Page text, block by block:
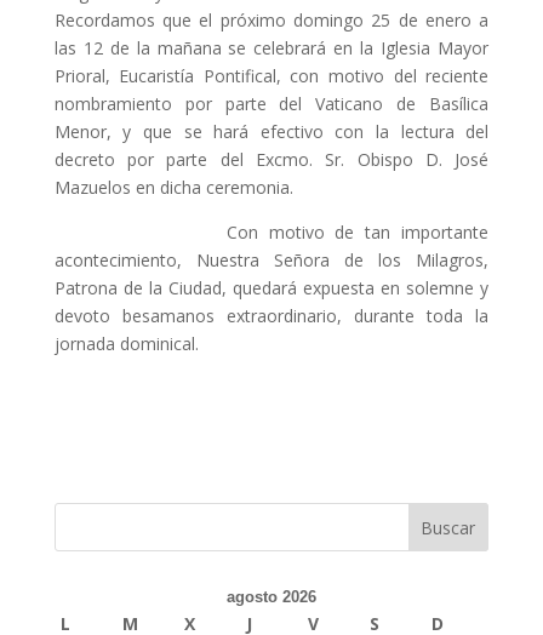
Recordamos que el próximo domingo 25 de enero a
las 12 de la mañana se celebrará en la Iglesia Mayor
Prioral, Eucaristía Pontifical, con motivo del reciente
nombramiento por parte del Vaticano de Basílica
Menor, y que se hará efectivo con la lectura del
decreto por parte del Excmo. Sr. Obispo D. José
Mazuelos en dicha ceremonia.
Con motivo de tan importante
acontecimiento, Nuestra Señora de los Milagros,
Patrona de la Ciudad, quedará expuesta en solemne y
devoto besamanos extraordinario, durante toda la
jornada dominical.
agosto 2026
L M X J V S
D